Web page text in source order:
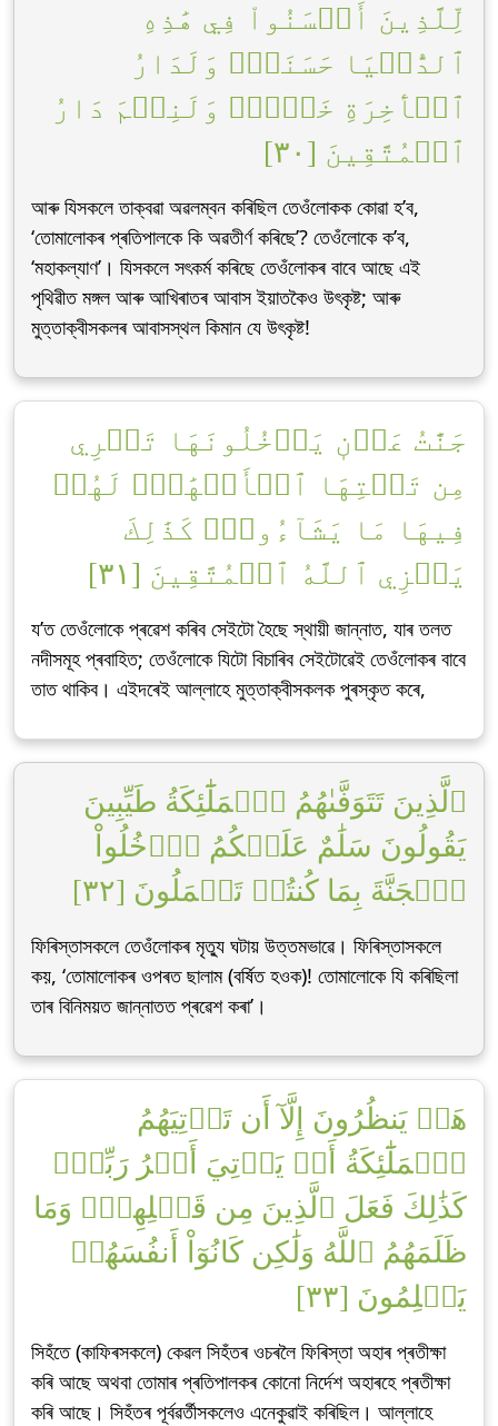
لِّلَّذِينَ أَحۡسَنُواْ فِي هَٰذِهِ
ٱلدُّنۡيَا حَسَنَةٞۚ وَلَدَارُ
ٱلۡأٓخِرَةِ خَيۡرٞۚ وَلَنِعۡمَ دَارُ
ٱلۡمُتَّقِينَ [٣٠]
আৰু যিসকলে তাক্বৱা অৱলম্বন কৰিছিল তেওঁলোকক কোৱা হ’ব,
‘তোমালোকৰ প্ৰতিপালকে কি অৱতীৰ্ণ কৰিছে’? তেওঁলোকে ক’ব,
‘মহাকল্যাণ’। যিসকলে সৎকৰ্ম কৰিছে তেওঁলোকৰ বাবে আছে এই
পৃথিৱীত মঙ্গল আৰু আখিৰাতৰ আবাস ইয়াতকৈও উৎকৃষ্ট; আৰু
মুত্তাক্বীসকলৰ আবাসস্থল কিমান যে উৎকৃষ্ট!
جَنَّٰتُ عَدۡنٖ يَدۡخُلُونَهَا تَجۡرِي
مِن تَحۡتِهَا ٱلۡأَنۡهَٰرُۖ لَهُمۡ
فِيهَا مَا يَشَآءُونَۚ كَذَٰلِكَ
يَجۡزِي ٱللَّهُ ٱلۡمُتَّقِينَ [٣١]
য’ত তেওঁলোকে প্ৰৱেশ কৰিব সেইটো হৈছে স্থায়ী জান্নাত, যাৰ তলত
নদীসমূহ প্ৰবাহিত; তেওঁলোকে যিটো বিচাৰিব সেইটোৱেই তেওঁলোকৰ বাবে
তাত থাকিব। এইদৰেই আল্লাহে মুত্তাক্বীসকলক পুৰস্কৃত কৰে,
ٱلَّذِينَ تَتَوَفَّىٰهُمُ ٱلۡمَلَٰٓئِكَةُ طَيِّبِينَ
يَقُولُونَ سَلَٰمٌ عَلَيۡكُمُ ٱدۡخُلُواْ
ٱلۡجَنَّةَ بِمَا كُنتُمۡ تَعۡمَلُونَ [٣٢]
ফিৰিস্তাসকলে তেওঁলোকৰ মৃত্যু ঘটায় উত্তমভাৱে। ফিৰিস্তাসকলে
কয়, ‘তোমালোকৰ ওপৰত ছালাম (বৰ্ষিত হওক)! তোমালোকে যি কৰিছিলা
তাৰ বিনিময়ত জান্নাতত প্ৰৱেশ কৰা’।
هَلۡ يَنظُرُونَ إِلَّآ أَن تَأۡتِيَهُمُ
ٱلۡمَلَٰٓئِكَةُ أَوۡ يَأۡتِيَ أَمۡرُ رَبِّكَۚ
كَذَٰلِكَ فَعَلَ ٱلَّذِينَ مِن قَبۡلِهِمۡۚ وَمَا
ظَلَمَهُمُ ٱللَّهُ وَلَٰكِن كَانُوٓاْ أَنفُسَهُمۡ
يَظۡلِمُونَ [٣٣]
সিহঁতে (কাফিৰসকলে) কেৱল সিহঁতৰ ওচৰলৈ ফিৰিস্তা অহাৰ প্ৰতীক্ষা
কৰি আছে অথবা তোমাৰ প্ৰতিপালকৰ কোনো নিৰ্দেশ অহাৰহে প্ৰতীক্ষা
কৰি আছে। সিহঁতৰ পূৰ্বৱৰ্তীসকলেও এনেকুৱাই কৰিছিল। আল্লাহে